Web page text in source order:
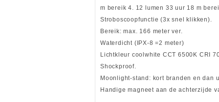
m bereik 4. 12 lumen 33 uur 18 m
Stroboscoopfunctie (3x snel klikken).
Bereik: max. 166 meter ver.
Waterdicht (IPX-8 =2 meter)
Lichtkleur coolwhite CCT 6500K CRI
Shockproof.
Moonlight-stand: kort branden en dan
Handige magneet aan de achterzijde